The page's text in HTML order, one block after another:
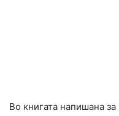
Во книгата напишана